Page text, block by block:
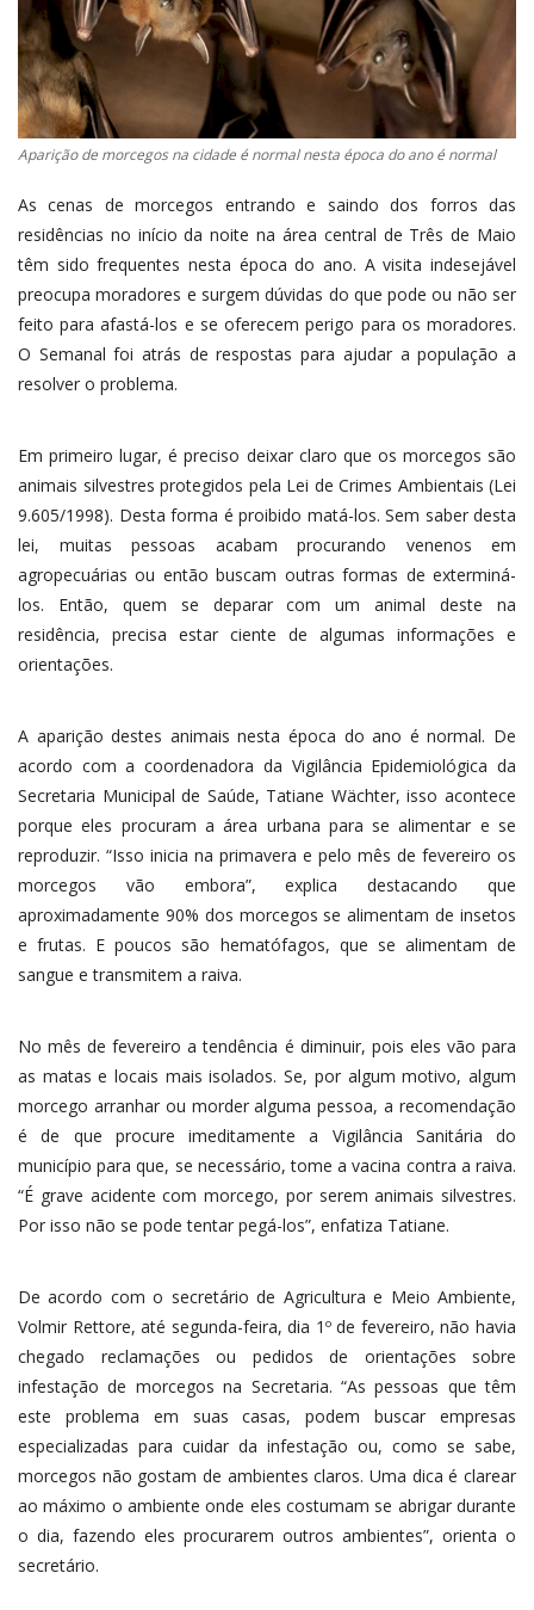
Aparição de morcegos na cidade é normal nesta época do ano é normal
As cenas de morcegos entrando e saindo dos forros das
residências no início da noite na área central de Três de Maio
têm sido frequentes nesta época do ano. A visita indesejável
preocupa moradores e surgem dúvidas do que pode ou não ser
feito para afastá-los e se oferecem perigo para os moradores.
O Semanal foi atrás de respostas para ajudar a população a
resolver o problema.
Em primeiro lugar, é preciso deixar claro que os morcegos são
animais silvestres protegidos pela Lei de Crimes Ambientais (Lei
9.605/1998). Desta forma é proibido matá-los. Sem saber desta
lei, muitas pessoas acabam procurando venenos em
agropecuárias ou então buscam outras formas de exterminá-
los. Então, quem se deparar com um animal deste na
residência, precisa estar ciente de algumas informações e
orientações.
A aparição destes animais nesta época do ano é normal. De
acordo com a coordenadora da Vigilância Epidemiológica da
Secretaria Municipal de Saúde, Tatiane Wächter, isso acontece
porque eles procuram a área urbana para se alimentar e se
reproduzir. “Isso inicia na primavera e pelo mês de fevereiro os
morcegos vão embora”, explica destacando que
aproximadamente 90% dos morcegos se alimentam de insetos
e frutas. E poucos são hematófagos, que se alimentam de
sangue e transmitem a raiva.
No mês de fevereiro a tendência é diminuir, pois eles vão para
as matas e locais mais isolados. Se, por algum motivo, algum
morcego arranhar ou morder alguma pessoa, a recomendação
é de que procure imeditamente a Vigilância Sanitária do
município para que, se necessário, tome a vacina contra a raiva.
“É grave acidente com morcego, por serem animais silvestres.
Por isso não se pode tentar pegá-los”, enfatiza Tatiane.
De acordo com o secretário de Agricultura e Meio Ambiente,
Volmir Rettore, até segunda-feira, dia 1º de fevereiro, não havia
chegado reclamações ou pedidos de orientações sobre
infestação de morcegos na Secretaria. “As pessoas que têm
este problema em suas casas, podem buscar empresas
especializadas para cuidar da infestação ou, como se sabe,
morcegos não gostam de ambientes claros. Uma dica é clarear
ao máximo o ambiente onde eles costumam se abrigar durante
o dia, fazendo eles procurarem outros ambientes”, orienta o
secretário.